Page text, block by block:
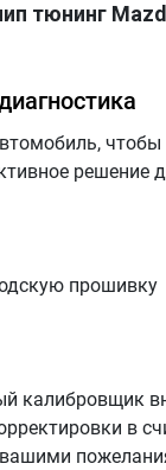
тюнинг
чтобы
решение
прошивку
калибровщик
в
вашими